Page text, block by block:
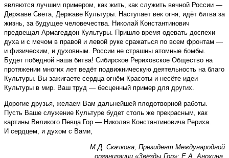
являются лучшим примером, как жить, как служить вечной России —
Державе Света, Державе Культуры. Наступает век огня, идёт битва за
жизнь, за будущее человечества. Николай Константинович
предвещал Армагеддон Культуры. Пришло время одевать доспехи
духа и с мечом в правой и левой руке сражаться по всем фронтам —
и физическим, и духовным. России не страшны атомные бомбы.
Будет победной наша битва! Сибирское Рериховское Общество на
протяжении многих лет ведёт подвижническую деятельность на благо
Культуры. Вы зажигаете сердца огнём Красоты и несёте идеи
Культуры в мир. Ваш труд — бесценный пример для других.
Дорогие друзья, желаем Вам дальнейшей плодотворной работы.
Пусть Ваше служение Культуре будет столь же прекрасным, как
картины Великого Певца Гор — Николая Константиновича Рериха.
И сердцем, и духом с Вами,
М.Д. Скачкова, Президент Международной
организации «Звёзды Гор»; Е.А. Анохина,